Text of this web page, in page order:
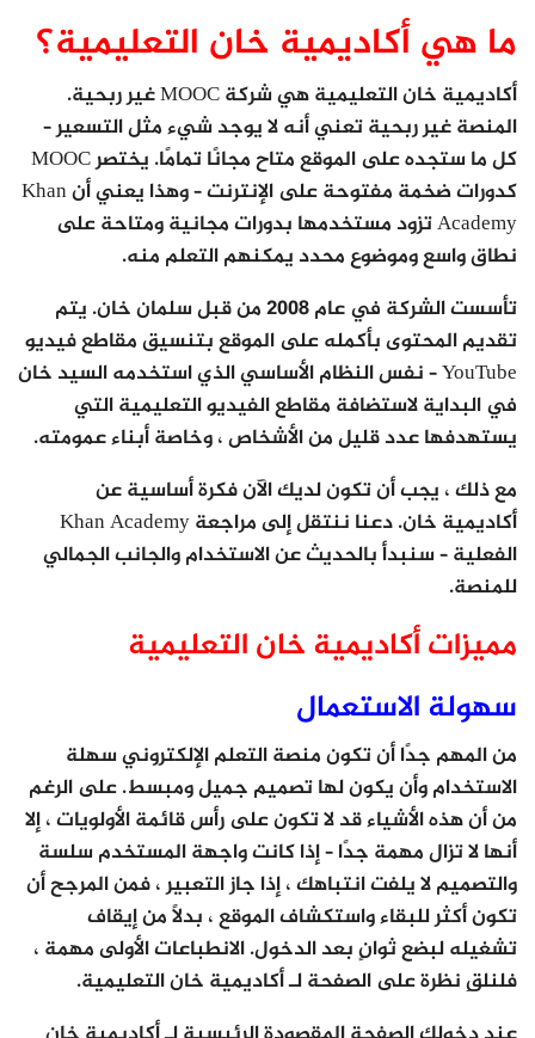
ما هي أكاديمية خان التعليمية؟
أكاديمية خان التعليمية هي شركة MOOC غير ربحية.
المنصة غير ربحية تعني أنه لا يوجد شيء مثل التسعير –
كل ما ستجده على الموقع متاح مجانًا تمامًا. يختصر MOOC
كدورات ضخمة مفتوحة على الإنترنت – وهذا يعني أن Khan
Academy تزود مستخدمها بدورات مجانية ومتاحة على
نطاق واسع وموضوع محدد يمكنهم التعلم منه.
تأسست الشركة في عام 2008 من قبل سلمان خان. يتم
تقديم المحتوى بأكمله على الموقع بتنسيق مقاطع فيديو
YouTube – نفس النظام الأساسي الذي استخدمه السيد خان
في البداية لاستضافة مقاطع الفيديو التعليمية التي
يستهدفها عدد قليل من الأشخاص ، وخاصة أبناء عمومته.
مع ذلك ، يجب أن تكون لديك الآن فكرة أساسية عن
أكاديمية خان. دعنا ننتقل إلى مراجعة Khan Academy
الفعلية – سنبدأ بالحديث عن الاستخدام والجانب الجمالي
للمنصة.
مميزات أكاديمية خان التعليمية
سهولة الاستعمال
من المهم جدًا أن تكون منصة التعلم الإلكتروني سهلة
الاستخدام وأن يكون لها تصميم جميل ومبسط. على الرغم
من أن هذه الأشياء قد لا تكون على رأس قائمة الأولويات ، إلا
أنها لا تزال مهمة جدًا – إذا كانت واجهة المستخدم سلسة
والتصميم لا يلفت انتباهك ، إذا جاز التعبير ، فمن المرجح أن
تكون أكثر للبقاء واستكشاف الموقع ، بدلاً من إيقاف
تشغيله لبضع ثوانٍ بعد الدخول. الانطباعات الأولى مهمة ،
فلنلقِ نظرة على الصفحة لـ أكاديمية خان التعليمية.